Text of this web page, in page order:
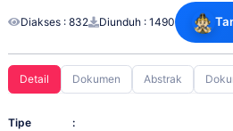
Diakses : 832 Diunduh : 1490
Detail Dokumen Abstrak
Tipe
: